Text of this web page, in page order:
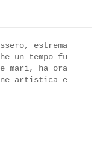
estrema
un tempo fu
mari, ha ora
artistica e